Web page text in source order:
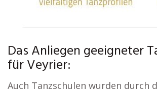
Das Anliegen geeigneter
für Veyrier:
Auch Tanzschulen wurden durch